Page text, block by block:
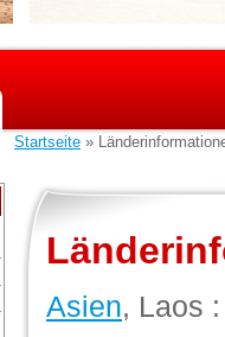
Startseite »
Asien, Laos